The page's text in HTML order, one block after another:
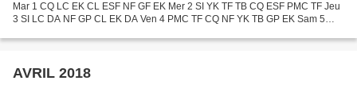
Mar 1 CQ LC EK CL ESF NF GF EK Mer 2 SI YK TF TB CQ ESF PMC TF Jeu
3 SI LC DA NF GP CL EK DA Ven 4 PMC TF CQ NF YK TB GP EK Sam 5
AVRIL 2018